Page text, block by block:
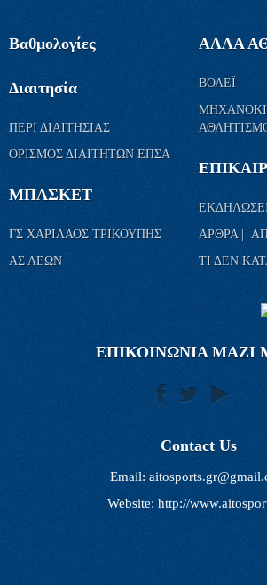
Βαθμολογίες
Διαιτησία
ΠΕΡΙ ΔΙΑΙΤΗΣΙΑΣ
ΟΡΙΣΜΟΣ ΔΙΑΙΤΗΤΩΝ ΕΠΣΑ
ΜΠΑΣΚΕΤ
ΓΣ ΧΑΡΙΛΑΟΣ ΤΡΙΚΟΥΠΗΣ
ΑΣ ΛΕΩΝ
ΑΛΛΑ
ΒΟΛΕΪ
ΑΡΘΡΑ |
ΤΙ ΔΕΝ
ΕΠΙΚΟΙΝΩΝΙΑ ΜΑΖΙ
Contact Us
Email:
Website: http://